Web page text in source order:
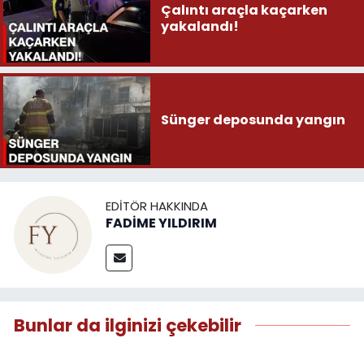
Çalıntı araçla kaçarken
yakalandı!
Sünger deposunda yangın
EDITÖR HAKKINDA
FADİME YILDIRIM
Bunlar da ilginizi çekebilir